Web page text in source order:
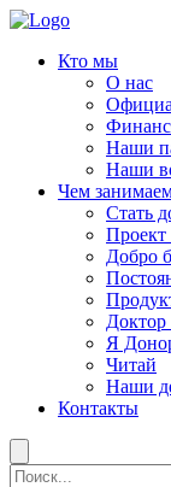
Кто мы
О нас
Наши
Наши
Чем
Стать
Проект
Добро
Я
Читай
Наши
Контакты